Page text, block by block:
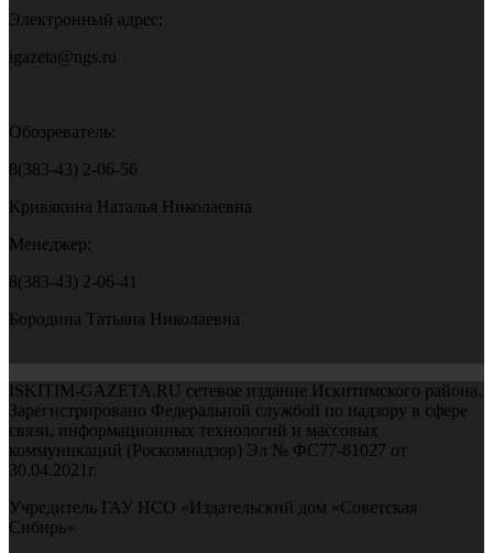
Электронный адрес:
igazeta@ngs.ru
Обозреватель:
8(383-43) 2-06-56
Кривякина Наталья Николаевна
Менеджер:
8(383-43) 2-06-41
Бородина Татьяна Николаевна
ISKITIM-GAZETA.RU сетевое издание Искитимского района.
Зарегистрировано Федеральной службой по надзору в сфере
связи, информационных технологий и массовых
коммуникаций (Роскомнадзор) Эл № ФС77-81027 от
30.04.2021г.
Учредитель ГАУ НСО «Издательский дом «Советская
Сибирь»